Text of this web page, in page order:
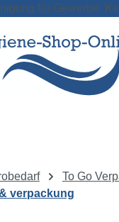
für Gewerbe.
To Go
verpackung